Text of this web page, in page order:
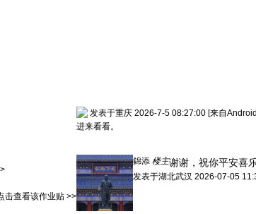
击查看该作业贴 >>
发表于重庆 2026-7-5 08:27:00 [来自
进来看看。
錦添 楼主谢谢，祝你平安喜
发表于湖北武汉 2026-07-05